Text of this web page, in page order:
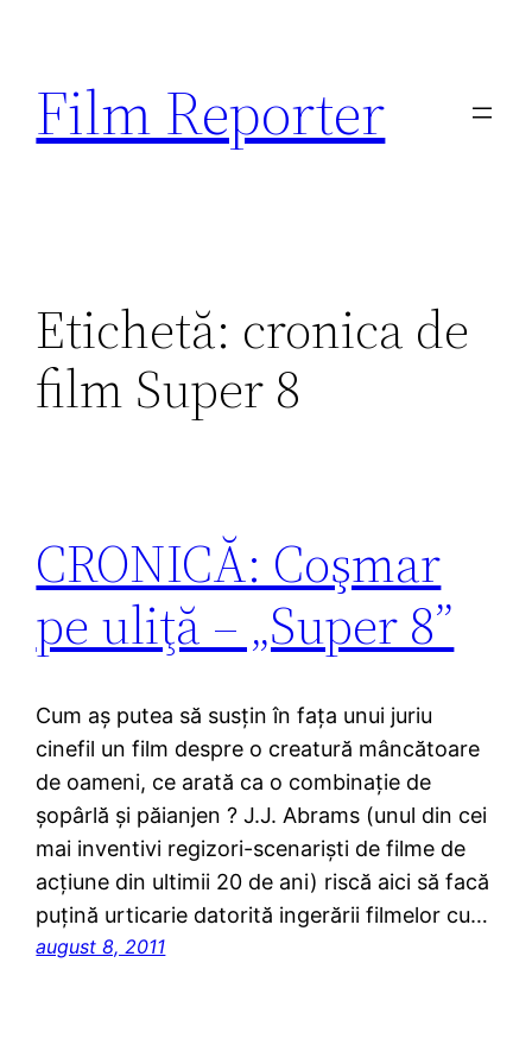
conținut
Film Reporter
Etichetă: cronica de
film Super 8
CRONICĂ: Coşmar
pe uliţă – „Super 8”
Cum aş putea să susţin în faţa unui juriu
cinefil un film despre o creatură mâncătoare
de oameni, ce arată ca o combinaţie de
şopârlă şi păianjen ? J.J. Abrams (unul din cei
mai inventivi regizori-scenarişti de filme de
acţiune din ultimii 20 de ani) riscă aici să facă
puţină urticarie datorită ingerării filmelor cu…
august 8, 2011